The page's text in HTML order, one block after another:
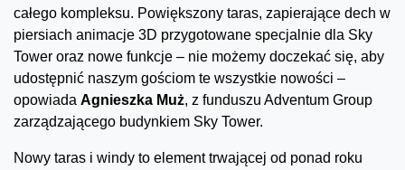
całego kompleksu. Powiększony taras, zapierające dech w
piersiach animacje 3D przygotowane specjalnie dla Sky
Tower oraz nowe funkcje – nie możemy doczekać się, aby
udostępnić naszym gościom te wszystkie nowości –
opowiada Agnieszka Muż, z funduszu Adventum Group
zarządzającego budynkiem Sky Tower.
Nowy taras i windy to element trwającej od ponad roku